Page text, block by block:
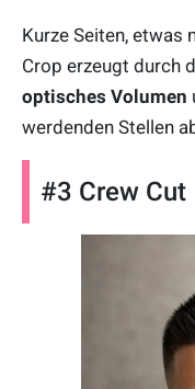
Kurze Seiten, etwas
Crop erzeugt durch
optisches Volumen
werdenden Stellen
#3 Crew Cut